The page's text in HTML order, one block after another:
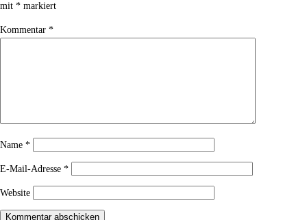
mit * markiert
Kommentar *
Name *
E-Mail-Adresse *
Website